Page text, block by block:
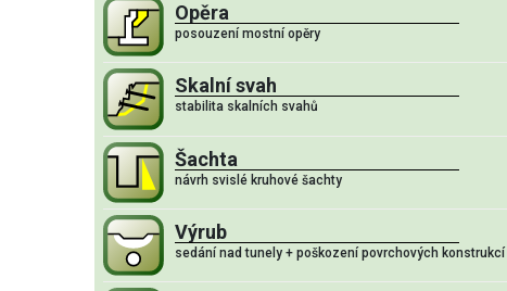
Opěra
posouzení mostní opěry
Skalní svah
stabilita skalních svahů
Šachta
návrh svislé kruhové šachty
Výrub
sedání nad tunely + poškození povrchových konstrukcí